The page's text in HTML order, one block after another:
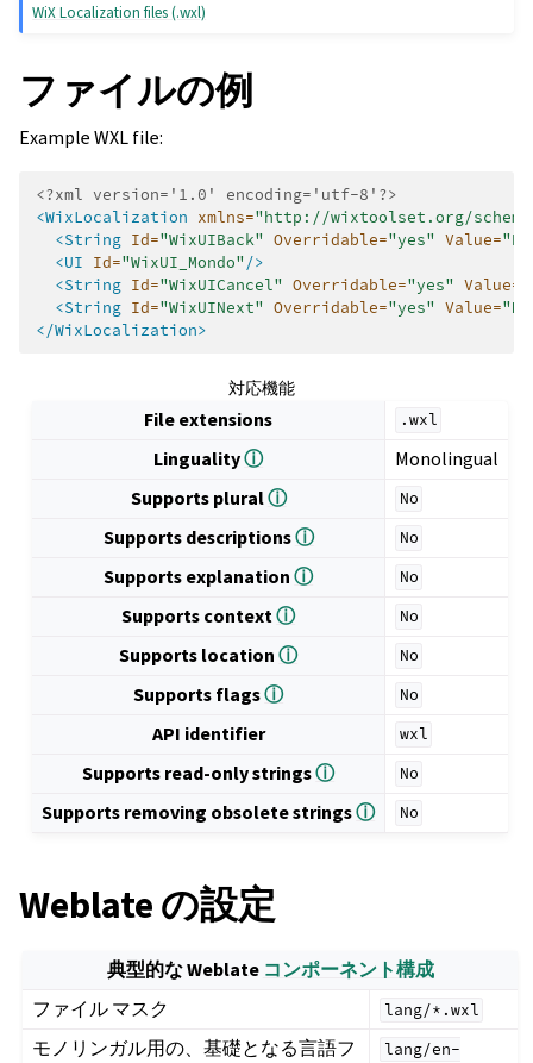
WiX Localization files (.wxl)
ファイルの例
Example WXL file:
<?xml version='1.0' encoding='utf-8'?>
<WixLocalization xmlns="http://wixtoolset.org/
<String Id="WixUIBack" Overridable="yes" Value=
<UI Id="WixUI_Mondo"/>
<String Id="WixUICancel" Overridable="yes" Value=
<String Id="WixUINext" Overridable="yes" Value=
</WixLocalization>
対応機能
File extensions .wxl
Lingualityⓘ
Monolingual
Supports pluralⓘ No
Supports descriptionsⓘ No
Supports explanationⓘ No
Supports contextⓘ No
Supports locationⓘ No
Supports flagsⓘ No
API identifier wxl
Supports read-only stringsⓘ No
Supports removing obsolete stringsⓘ No
Weblate の設定
典型的な Weblate コンポーネント構成
ファイル マスク
lang/*.wxl
モノリンガル用の、基礎となる言語フ lang/en-